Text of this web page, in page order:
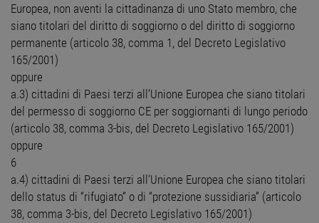
Europea, non aventi la cittadinanza di uno Stato membro, che
siano titolari del diritto di soggiorno o del diritto di soggiorno
permanente (articolo 38, comma 1, del Decreto Legislativo
165/2001)
oppure
a.3) cittadini di Paesi terzi all’Unione Europea che siano titolari
del permesso di soggiorno CE per soggiornanti di lungo periodo
(articolo 38, comma 3-bis, del Decreto Legislativo 165/2001)
oppure
6
a.4) cittadini di Paesi terzi all’Unione Europea che siano titolari
dello status di “rifugiato” o di “protezione sussidiaria” (articolo
38, comma 3-bis, del Decreto Legislativo 165/2001)